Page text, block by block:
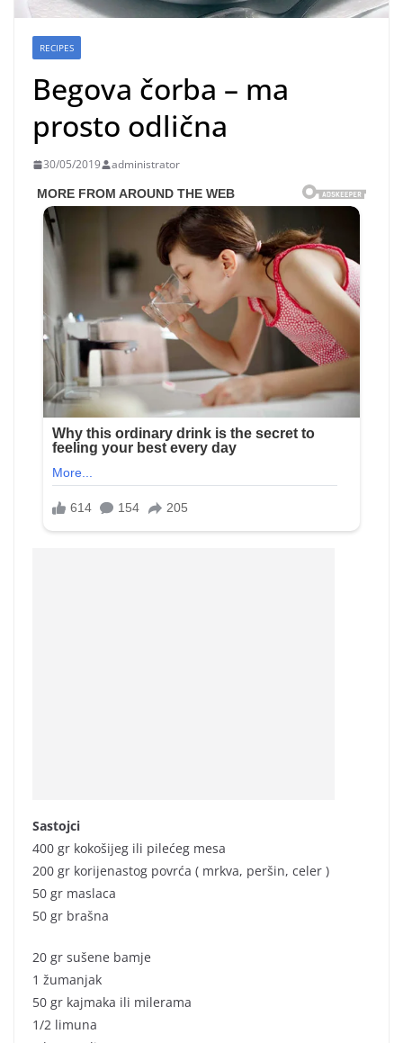
RECIPES
Begova čorba – ma
prosto odlična
30/05/2019 administrator
Sastojci
400 gr kokošijeg ili pilećeg mesa
200 gr korijenastog povrća ( mrkva, peršin, celer )
50 gr maslaca
50 gr brašna
20 gr sušene bamje
1 žumanjak
50 gr kajmaka ili milerama
1/2 limuna